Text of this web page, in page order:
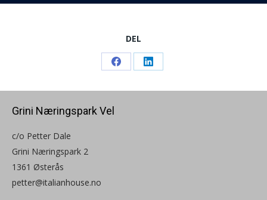
DEL
Share
on
Share
on
Grini Næringspark Vel
c/o Petter Dale
Grini Næringspark 2
1361 Østerås
petter@italianhouse.no